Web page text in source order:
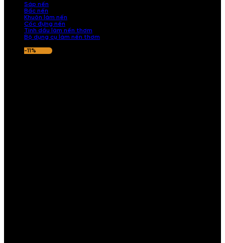
Sáp nến
Bấc nến
Khuôn làm nến
Cốc đựng nến
Tinh dầu làm nến thơm
Bộ dụng cụ làm nến thơm
-11%